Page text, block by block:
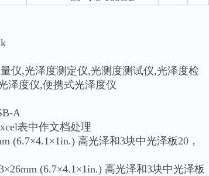
仪,光泽度测定仪,光测度测试仪,光泽度检
泽度仪,便携式光泽度仪
A
表中作文档处理
(6.7×4.1×1in.) 高光泽和3块中光泽板20，
(6.7×4.1×1in.) 高光泽和3块中光泽板